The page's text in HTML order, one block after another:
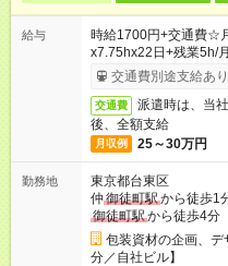
給与
時給1700円+交通費☆
x7.75hx22日+残業5h/月
交通費別途支給あり
交通費
派遣時は、当
後、全額支給
月収例 25～30万円
勤務地
東京都台東区
仲御徒町駅から徒歩1
御徒町駅から徒歩4分
包装資材の企画、
分／自社ビル】